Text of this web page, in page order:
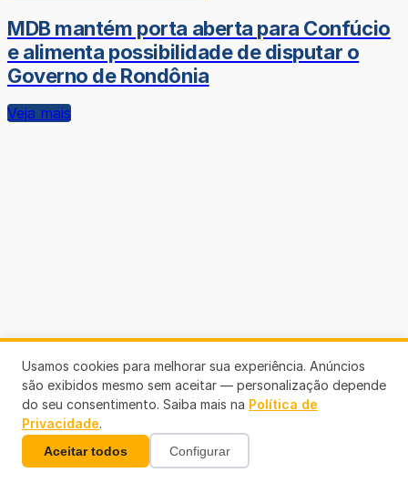
MDB mantém porta aberta para Confúcio
e alimenta possibilidade de disputar o
Governo de Rondônia
Veja mais
Usamos cookies para melhorar sua experiência. Anúncios
são exibidos mesmo sem aceitar — personalização depende
do seu consentimento. Saiba mais na Política de
Privacidade.
Aceitar todos Configurar